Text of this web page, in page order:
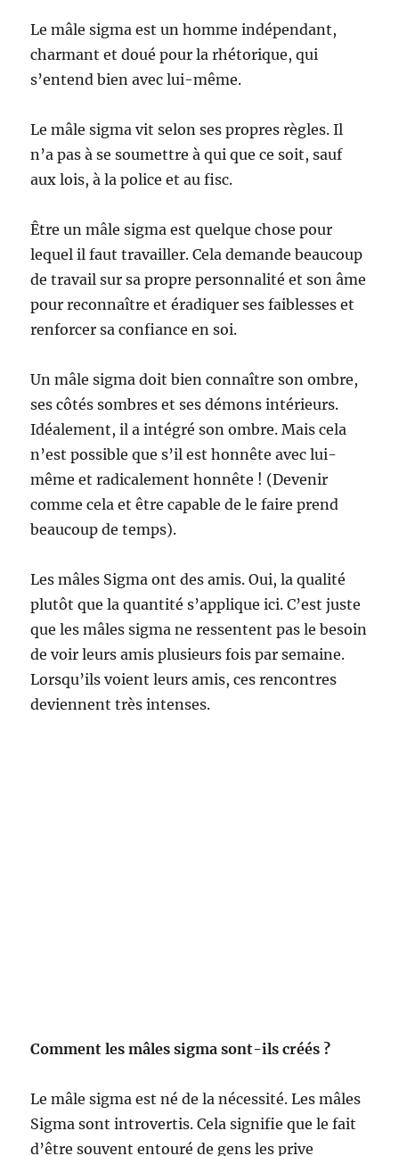
Le mâle sigma est un homme indépendant,
charmant et doué pour la rhétorique, qui
s’entend bien avec lui-même.
Le mâle sigma vit selon ses propres règles. Il
n’a pas à se soumettre à qui que ce soit, sauf
aux lois, à la police et au fisc.
Être un mâle sigma est quelque chose pour
lequel il faut travailler. Cela demande beaucoup
de travail sur sa propre personnalité et son âme
pour reconnaître et éradiquer ses faiblesses et
renforcer sa confiance en soi.
Un mâle sigma doit bien connaître son ombre,
ses côtés sombres et ses démons intérieurs.
Idéalement, il a intégré son ombre. Mais cela
n’est possible que s’il est honnête avec lui-
même et radicalement honnête ! (Devenir
comme cela et être capable de le faire prend
beaucoup de temps).
Les mâles Sigma ont des amis. Oui, la qualité
plutôt que la quantité s’applique ici. C’est juste
que les mâles sigma ne ressentent pas le besoin
de voir leurs amis plusieurs fois par semaine.
Lorsqu’ils voient leurs amis, ces rencontres
deviennent très intenses.
Comment les mâles sigma sont-ils créés ?
Le mâle sigma est né de la nécessité. Les mâles
Sigma sont introvertis. Cela signifie que le fait
d’être souvent entouré de gens les prive